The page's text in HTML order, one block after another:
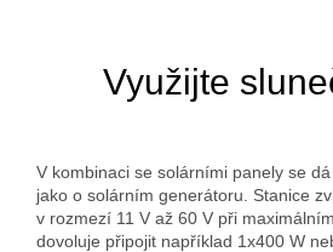
Využijte
V kombinaci se solárními panely se
jako o solárním generátoru. Stanice
v rozmezí 11 V až 60 V při
dovoluje připojit například 1x400 W